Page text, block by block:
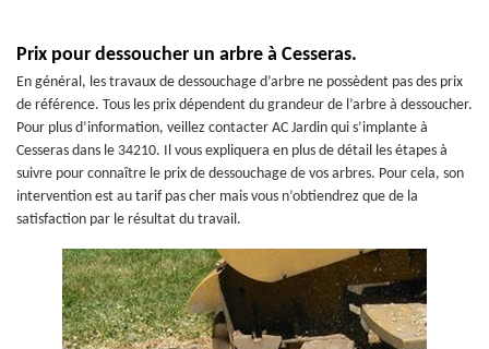
Prix pour dessoucher un arbre à Cesseras.
En général, les travaux de dessouchage d’arbre ne possèdent pas des prix
de référence. Tous les prix dépendent du grandeur de l’arbre à dessoucher.
Pour plus d’information, veillez contacter AC Jardin qui s’implante à
Cesseras dans le 34210. Il vous expliquera en plus de détail les étapes à
suivre pour connaître le prix de dessouchage de vos arbres. Pour cela, son
intervention est au tarif pas cher mais vous n’obtiendrez que de la
satisfaction par le résultat du travail.